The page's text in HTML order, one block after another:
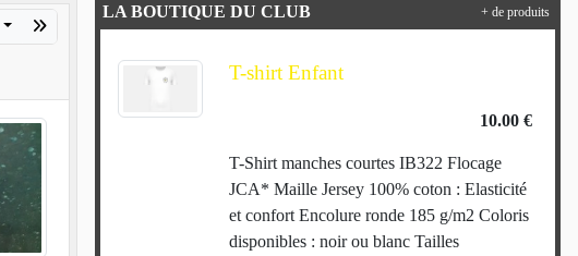
LA BOUTIQUE DU CLUB
T-shirt Enfant
10.00 €
T-Shirt manches courtes IB322 Flocage
JCA* Maille Jersey 100% coton : Elasticité
et confort Encolure ronde 185 g/m2 Coloris
disponibles : noir ou blanc Tailles
+ de produits